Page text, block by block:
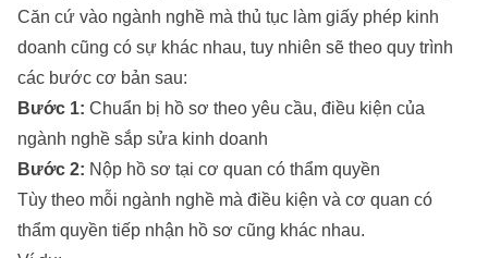
Căn cứ vào ngành nghề mà thủ tục làm giấy phép kinh
doanh cũng có sự khác nhau, tuy nhiên sẽ theo quy trình
các bước cơ bản sau:
Bước 1: Chuẩn bị hồ sơ theo yêu cầu, điều kiện của
ngành nghề sắp sửa kinh doanh
Bước 2: Nộp hồ sơ tại cơ quan có thẩm quyền
Tùy theo mỗi ngành nghề mà điều kiện và cơ quan có
thẩm quyền tiếp nhận hồ sơ cũng khác nhau.